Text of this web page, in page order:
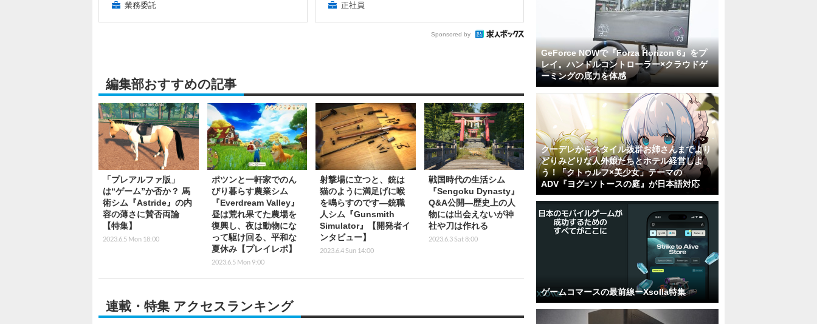
業務委託
正社員
Sponsored by
編集部おすすめの記事
「プレアルファ版」
は“ゲーム”か否か？ 馬
術シム『Astride』の内
容の薄さに賛否両論
【特集】
2023.6.5 Mon 18:00
ポツンと一軒家でのん
びり暮らす農業シム
『Everdream Valley』
昼は荒れ果てた農場を
復興し、夜は動物にな
って駆け回る、平和な
夏休み【プレイレポ】
2023.6.5 Mon 9:00
射撃場に立つと、銃は
猫のように満足げに喉
を鳴らすのです―銃職
人シム『Gunsmith
Simulator』【開発者イ
ンタビュー】
2023.6.4 Sun 14:00
戦国時代の生活シム
『Sengoku Dynasty』
Q&A公開―歴史上の人
物には出会えないが神
社や刀は作れる
2023.6.3 Sat 8:00
連載・特集 アクセスランキング
GeForce NOWで『Forza Horizon 6』をプ
レイ。ハンドルコントローラー×クラウドゲ
ーミングの底力を体感
クーデレからスタイル抜群お姉さんまでより
どりみどりな人外娘たちとホテル経営しよ
う！「クトゥルフ×美少女」テーマの
ADV『ヨグ=ソトースの庭』が日本語対応
ゲームコマースの最前線ーXsolla特集